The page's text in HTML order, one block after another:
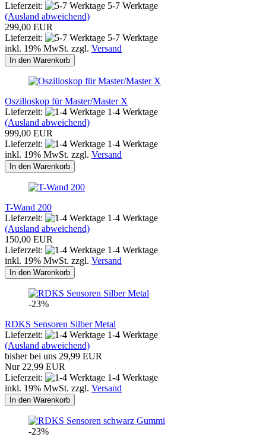
Lieferzeit:
5-7 Werktage
(Ausland abweichend)
299,00 EUR
Lieferzeit:
5-7 Werktage
inkl. 19% MwSt. zzgl. Versand
In den Warenkorb
Oszilloskop für Master/Master X
Lieferzeit:
1-4 Werktage
(Ausland abweichend)
999,00 EUR
Lieferzeit:
1-4 Werktage
inkl. 19% MwSt. zzgl. Versand
In den Warenkorb
T-Wand 200
Lieferzeit:
1-4 Werktage
(Ausland abweichend)
150,00 EUR
Lieferzeit:
1-4 Werktage
inkl. 19% MwSt. zzgl. Versand
In den Warenkorb
-23%
RDKS Sensoren Silber Metal
Lieferzeit:
1-4 Werktage
(Ausland abweichend)
bisher bei uns 29,99 EUR
Nur 22,99 EUR
Lieferzeit:
1-4 Werktage
inkl. 19% MwSt. zzgl. Versand
In den Warenkorb
-23%